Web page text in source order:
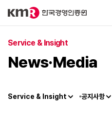
Service & Insight
News·Media
Service & Insight 공지사항